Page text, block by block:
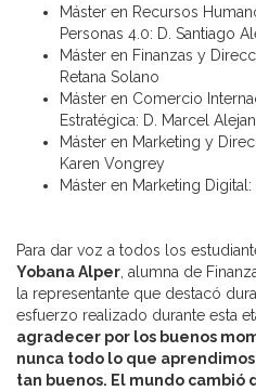
Máster en Recursos
Personas 4.0: D. Santiago
Máster en Finanzas y
Retana Solano
Máster en Comercio
Estratégica: D. Marcel
Máster en Marketing y
Karen Vongrey
Máster en Marketing
Para dar voz a todos los
Yobana Alper , alumna de
la representante que destacó
esfuerzo realizado durante esta
agradecer por los buenos
nunca todo lo que
tan buenos. El mundo cambió